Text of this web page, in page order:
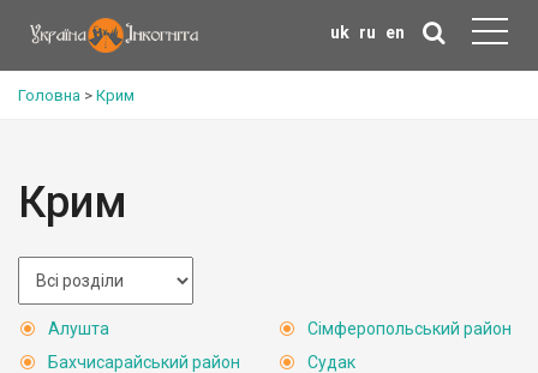
uk ru en
Головна > Крим
Крим
Алушта
Бахчисарайський район
Сімферопольський район
Судак